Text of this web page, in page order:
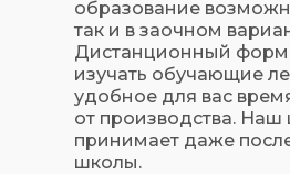
образование
так и в заочном
Дистанционный
изучать обучающие
удобное для вас
от производства. Наш
принимает даже
школы.